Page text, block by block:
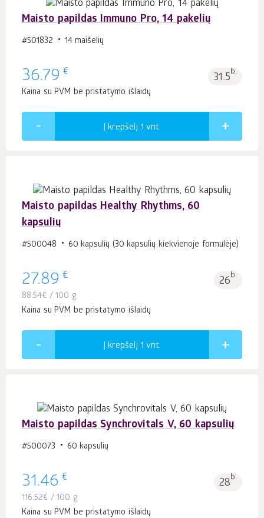
Maisto papildas Immuno Pro, 14 pakelių
#501832 14 maišelių
36.79 € 31.5b.
Kaina su PVM be pristatymo išlaidų
Į krepšelį 1 vnt.
Maisto papildas Healthy Rhythms, 60
kapsulių
#500048 60 kapsulių (30 kapsulių kiekvienoje formulėje)
27.89 € 26b.
88.54€ / 100 g
Kaina su PVM be pristatymo išlaidų
Į krepšelį 1 vnt.
Maisto papildas Synchrovitals V, 60 kapsulių
#500073 60 kapsulių
31.46 € 28b.
116.52€ / 100 g
Kaina su PVM be pristatymo išlaidų